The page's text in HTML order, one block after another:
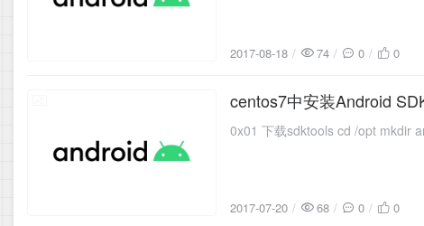
2017-08-18 74 0 0
2017-07-20
centos7中安装Android
2017-07-20 68 0 0